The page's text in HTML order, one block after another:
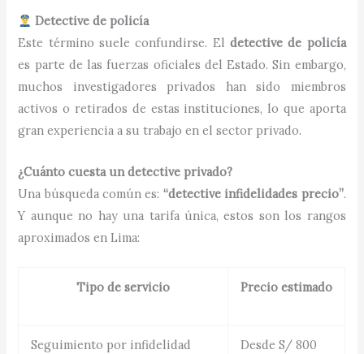
Detective de policía
Este término suele confundirse. El detective de policía
es parte de las fuerzas oficiales del Estado. Sin embargo,
muchos investigadores privados han sido miembros
activos o retirados de estas instituciones, lo que aporta
gran experiencia a su trabajo en el sector privado.
¿Cuánto cuesta un detective privado?
Una búsqueda común es: “detective infidelidades precio”.
Y aunque no hay una tarifa única, estos son los rangos
aproximados en Lima:
Tipo de servicio Precio estimado
Seguimiento por infidelidad Desde S/ 800